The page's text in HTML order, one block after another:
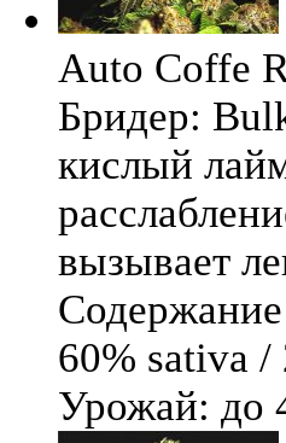
Auto Coffe
Бридер:
кислый
вызывает
60% sativa /
Урожай: до